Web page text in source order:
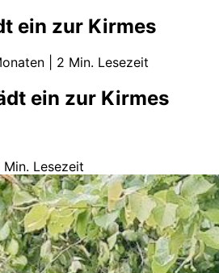
ein zur Kirmes
2 Min. Lesezeit
ein zur Kirmes
Min. Lesezeit